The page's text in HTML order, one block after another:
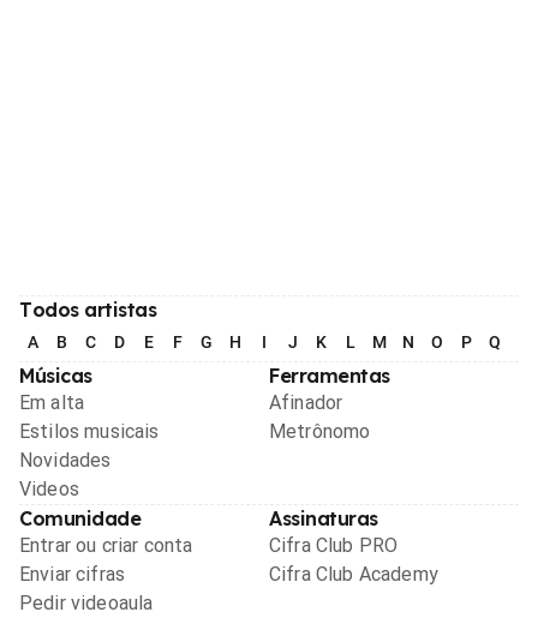
Todos artistas
A B C D E F G H I J K L M N O P Q
Músicas
Em alta
Estilos musicais
Novidades
Videos
Ferramentas
Afinador
Metrônomo
Comunidade
Entrar ou criar conta
Enviar cifras
Pedir videoaula
Assinaturas
Cifra Club PRO
Cifra Club Academy